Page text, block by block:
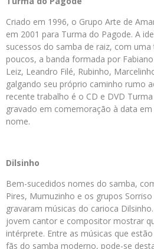
Criado em 1996, o Grupo Arte de
em 2001 para Turma do Pagode. A
sucessos do samba de raiz, com
poucos, a banda formada por
Leiz, Leandro Filé, Rubinho,
galgando seu próprio caminho rumo
recente trabalho é o CD e DVD
gravado em comemoração à data
nome.
Dilsinho
Bem-sucedidos nomes do samba,
Pires, Mumuzinho e os grupos
gravaram músicas do carioca
jovem cantor e compositor mostrar
intérprete. Entre as músicas que
fãs do samba moderno, pode-se